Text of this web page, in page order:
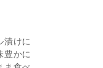
漬けに
豊かに